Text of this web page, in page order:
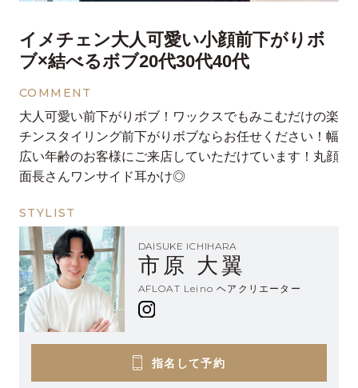
イメチェン大人可愛い小顔前下がりボ
ブ×結べるボブ20代30代40代
COMMENT
大人可愛い前下がりボブ！ワックスでもみこむだけの楽
チンスタイリング前下がりボブならお任せください！幅
広い年齢のお客様にご来店していただけています！丸顔
面長さんワンサイド耳かけ◎
STYLIST
DAISUKE ICHIHARA
市原 大翼
AFLOAT Leino ヘアクリエーター
指名して予約